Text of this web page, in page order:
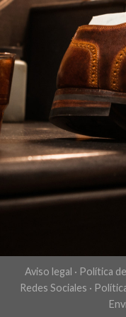
Aviso legal · Política
Redes Sociales ·